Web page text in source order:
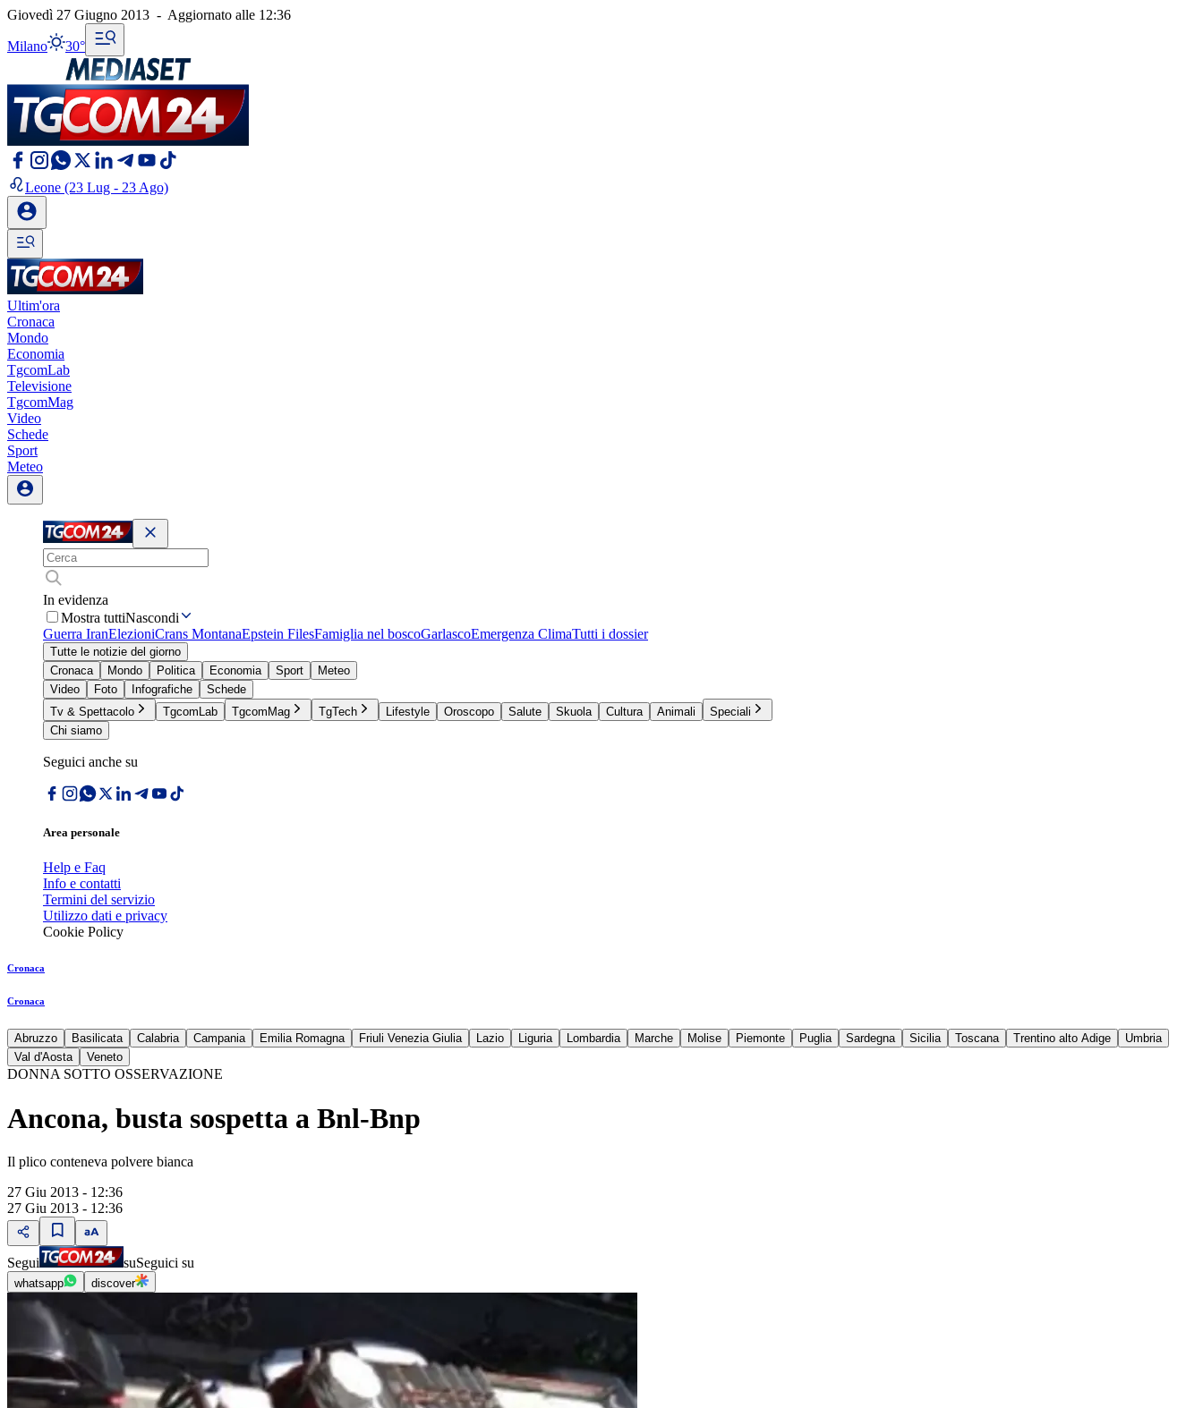
Giovedì 27 Giugno 2013 - Aggiornato alle 12:36
Milano 30°
Leone (23 Lug - 23 Ago)
Ultim'ora
Cronaca
Mondo
Economia
TgcomLab
Televisione
TgcomMag
Video
Schede
Sport
Meteo
In evidenza
Mostra tuttiNascondi
Guerra IranElezioniCrans MontanaEpstein FilesFamiglia nel boscoGarlascoEmergenza ClimaTutti i dossier
Tutte le notizie del giorno
Cronaca
Mondo Politica Economia Sport
Meteo
Video
Foto Infografiche
Schede
Tv & Spettacolo
TgcomLab TgcomMag TgTech Lifestyle Oroscopo Salute Skuola Cultura Animali
Speciali
Chi siamo
Seguici anche su
Area personale
Help e Faq
Info e contatti
Termini del servizio
Utilizzo dati e privacy
Cookie Policy
Cronaca
Cronaca
Abruzzo Basilicata Calabria Campania Emilia Romagna Friuli Venezia Giulia Lazio Liguria Lombardia Marche Molise Piemonte Puglia Sardegna Sicilia Toscana Trentino alto Adige
Umbria
Val d'Aosta
Veneto
DONNA SOTTO OSSERVAZIONE
Ancona, busta sospetta a Bnl-Bnp
Il plico conteneva polvere bianca
27 Giu 2013 - 12:36
27 Giu 2013 - 12:36
Segui suSeguici su
whatsapp discover